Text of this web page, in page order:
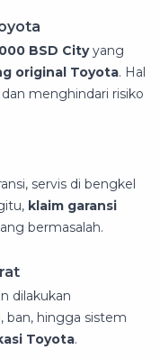
BSD Cityyang
original Toyota. Hal
menghindari risiko
servis di bengkel
klaim garansi
bermasalah.
dilakukan
ban, hingga sistem
Toyota.